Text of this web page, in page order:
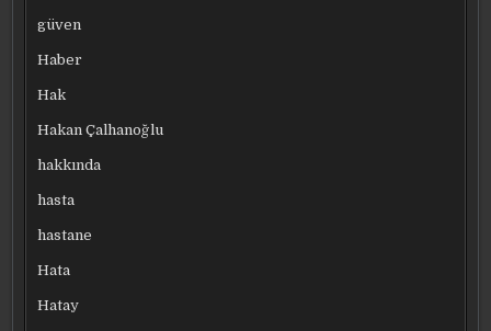
güven
Haber
Hak
Hakan Çalhanoğlu
hakkında
hasta
hastane
Hata
Hatay